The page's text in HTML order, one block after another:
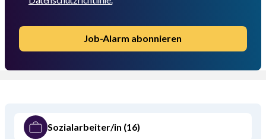
Job-Alarm abonnieren
Sozialarbeiter/in (16)